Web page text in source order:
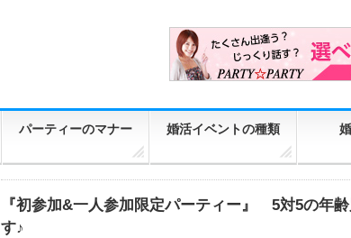
パーティーのマナー 婚活イベントの種類
『初参加&一人参加限定パーティー』 5対5の年
す♪